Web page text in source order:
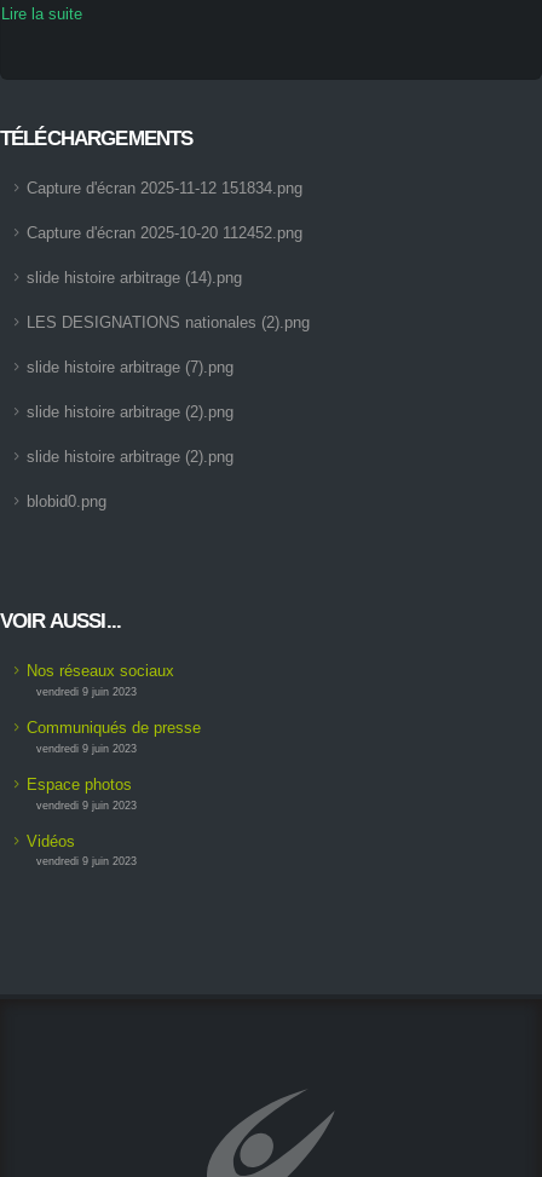
Lire la suite
TÉLÉCHARGEMENTS
Capture d'écran 2025-11-12 151834.png
Capture d'écran 2025-10-20 112452.png
slide histoire arbitrage (14).png
LES DESIGNATIONS nationales (2).png
slide histoire arbitrage (7).png
slide histoire arbitrage (2).png
slide histoire arbitrage (2).png
blobid0.png
VOIR AUSSI...
Nos réseaux sociaux
vendredi 9 juin 2023
Communiqués de presse
vendredi 9 juin 2023
Espace photos
vendredi 9 juin 2023
Vidéos
vendredi 9 juin 2023